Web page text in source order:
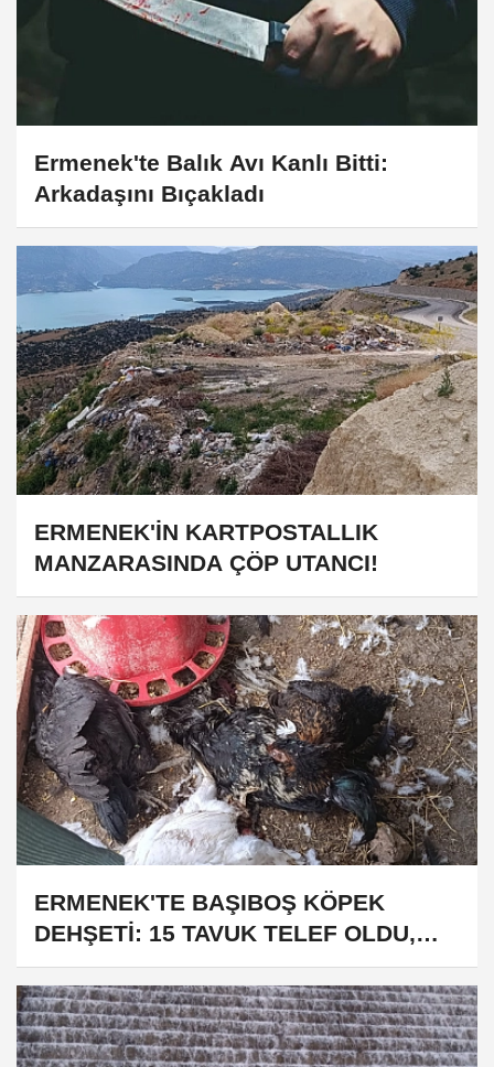
Ermenek'te Balık Avı Kanlı Bitti:
Arkadaşını Bıçakladı
ERMENEK'İN KARTPOSTALLIK
MANZARASINDA ÇÖP UTANCI!
ERMENEK'TE BAŞIBOŞ KÖPEK
DEHŞETİ: 15 TAVUK TELEF OLDU,
VATANDAŞ CANINI ZOR KURTARDI